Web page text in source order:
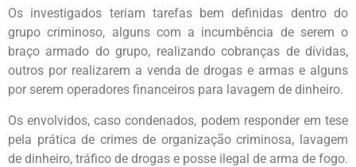
Os investigados teriam tarefas bem definidas dentro do
grupo criminoso, alguns com a incumbência de serem o
braço armado do grupo, realizando cobranças de dívidas,
outros por realizarem a venda de drogas e armas e alguns
por serem operadores financeiros para lavagem de dinheiro.
Os envolvidos, caso condenados, podem responder em tese
pela prática de crimes de organização criminosa, lavagem
de dinheiro, tráfico de drogas e posse ilegal de arma de fogo.